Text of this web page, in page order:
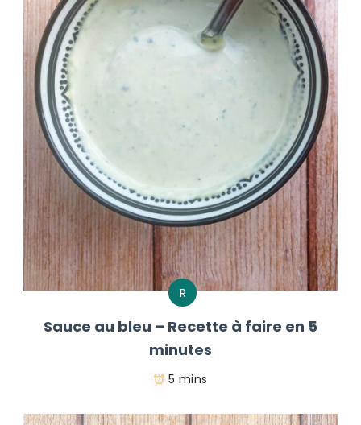
R
Sauce au bleu – Recette à faire en 5
minutes
5 mins